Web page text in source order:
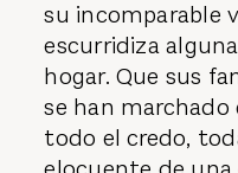
su incomparable
escurridiza
hogar. Que sus
se han marchado
todo el credo,